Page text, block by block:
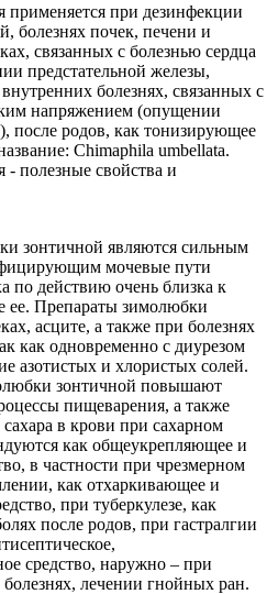
применяется при дезинфекции
болезнях почек, печени и
связанных с болезнью сердца
предстательной железы,
болезнях, связанных с
напряжением (опущении
после родов, как тонизирующее
Chimaphila umbellata.
полезные свойства и
зонтичной являются сильным
мочевые пути
по действию очень близка к
ее. Препараты зимолюбки
асците, а также при болезнях
как одновременно с диурезом
азотистых и хлористых солей.
зонтичной повышают
пищеварения, а также
в крови при сахарном
как общеукрепляющее и
в частности при чрезмерном
как отхаркивающее и
при туберкулезе, как
после родов, при гастралгии
средство, наружно – при
лечении гнойных ран.